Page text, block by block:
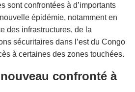
sont confrontées à d’importants
épidémie, notamment en
des infrastructures, de la
sécuritaires dans l’est du Congo
à certaines des zones touchées.
confronté à